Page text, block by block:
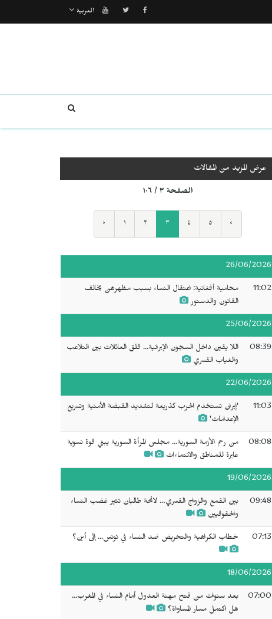
العربية
عرض المزيد من المقالات
الصفحة ٣ / ١٠٦
‹ ١ ٢ ٣ ٤ ٥ ›
26/06/2026
11:02
محامية أفغانية: اعتقال النساء بسبب مظهرهن يخالف
القانون والدستور
25/06/2026
08:39
اللا يقين داخل السجون الإيرانية... قلق العائلات بين التلاعب
والغياب القسري
22/06/2026
11:03
'إيران تستخدم الحرب كذريعة لتشديد القبضة الأمنية وتسريع
الإعدامات'
08:08
من رحم الأزمة السورية... مجلس المرأة السورية يبني قوة نسوية
عابرة للمناطق والانتماءات
19/06/2026
09:48
بين القمع والزواج القسري… لائحة طالبان تثير غضب النساء
والحقوقيين
07:13 خطاب الكراهية والتحريض ضد النساء في تونس... إلى أين؟
18/06/2026
07:00
بعد سنوات من فتح مهنة العدول أمام النساء في المغرب...
هل اكتمل مسار المساواة؟